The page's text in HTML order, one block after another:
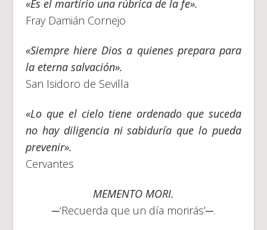
«Es el martirio una rúbrica de la fe».
Fray Damián Cornejo
«Siempre hiere Dios a quienes prepara para
la eterna salvación».
San Isidoro de Sevilla
«Lo que el cielo tiene ordenado que suceda
no hay diligencia ni sabiduría que lo pueda
prevenir».
Cervantes
MEMENTO MORI.
─‘Recuerda que un día morirás’─.